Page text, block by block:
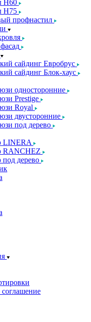
Н60
Н75
профнастил
сайдинг Евробрус
сайдинг Блок-хаус
односторонние
Prestige
Royal
двусторонние
под дерево
LINERA
RANCHEZ
под дерево
соглашение